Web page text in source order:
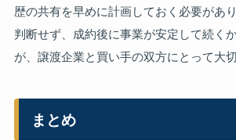
歴の共有を早めに計画しておく必要があ
判断せず、成約後に事業が安定して続く
が、譲渡企業と買い手の双方にとって大切
まとめ